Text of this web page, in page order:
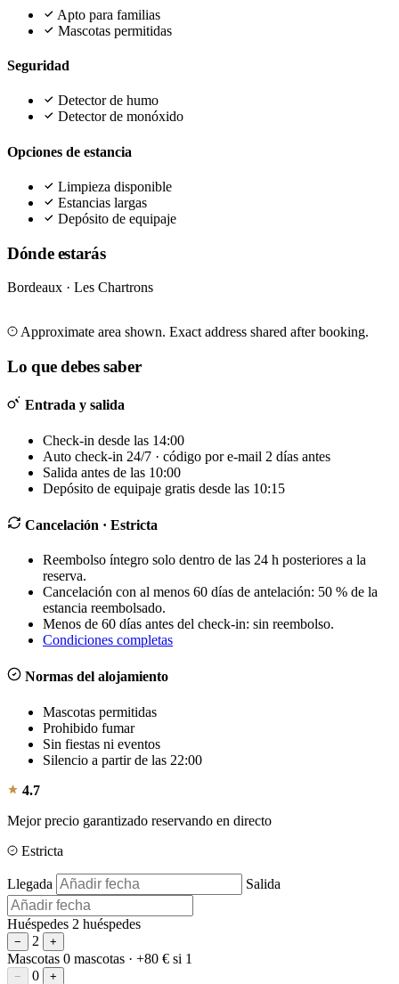
Apto para familias
Mascotas permitidas
Seguridad
Detector de humo
Detector de monóxido
Opciones de estancia
Limpieza disponible
Estancias largas
Depósito de equipaje
Dónde estarás
Bordeaux · Les Chartrons
+
−
Approximate area shown. Exact address shared after booking.
Lo que debes saber
Entrada y salida
Check-in desde las 14:00
Auto check-in 24/7 · código por e-mail 2 días antes
Salida antes de las 10:00
Depósito de equipaje gratis desde las 10:15
Cancelación · Estricta
Reembolso íntegro solo dentro de las 24 h posteriores a la
reserva.
Cancelación con al menos 60 días de antelación: 50 % de la
estancia reembolsado.
Menos de 60 días antes del check-in: sin reembolso.
Condiciones completas
Normas del alojamiento
Mascotas permitidas
Prohibido fumar
Sin fiestas ni eventos
Silencio a partir de las 22:00
4.7
Mejor precio garantizado reservando en directo
Estricta
Llegada Salida
Huéspedes 2 huéspedes
− 2 +
Mascotas 0 mascotas · +80 € si 1
− 0 +